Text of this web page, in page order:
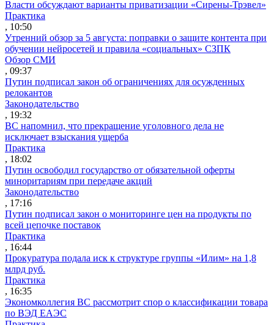
Власти обсуждают варианты приватизации «Сирены-Трэвел»
Практика
, 10:50
Утренний обзор за 5 августа: поправки о защите контента при
обучении нейросетей и правила «социальных» СЗПК
Обзор СМИ
, 09:37
Путин подписал закон об ограничениях для осужденных
релокантов
Законодательство
, 19:32
ВС напомнил, что прекращение уголовного дела не
исключает взыскания ущерба
Практика
, 18:02
Путин освободил государство от обязательной оферты
миноритариям при передаче акций
Законодательство
, 17:16
Путин подписал закон о мониторинге цен на продукты по
всей цепочке поставок
Практика
, 16:44
Прокуратура подала иск к структуре группы «Илим» на 1,8
млрд руб.
Практика
, 16:35
Экономколлегия ВС рассмотрит спор о классификации товара
по ВЭД ЕАЭС